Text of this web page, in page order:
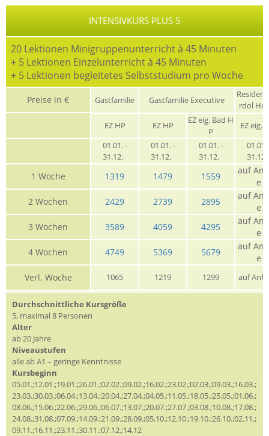
INTENSIVKURS PLUS 5
20 Lektionen Minigruppenunterricht à 45 Minuten
+ 5 Lektionen Einzelunterricht à 45 Minuten
+ 5 Lektionen begleitetes Selbststudium pro Woche
Preise in € Gastfamilie Gastfamilie Executive
rdol
EZ HP
EZ HP
EZ eig. Bad H
P
EZ eig.
01.01. -
31.12.
01.01. -
31.12.
01.01. -
31.12.
01.01.
1 Woche 1319 1479 1559
auf
e
2 Wochen
2429 2739 2895
auf
e
3 Wochen
3589 4059 4295
auf
e
4 Wochen
4749 5369 5679
auf
e
Verl. Woche
1065 1219 1299 auf
Durchschnittliche Kursgröße
5, maximal 8 Personen
Alter
ab 20 Jahre
Niveaustufen
alle ab A1 – geringe Kenntnisse
Kursbeginn
05.01.;12.01.;19.01.;26.01.;02.02.;09.02.;16.02.;23.02.;02.03.;09.03.;16.03.;
23.03.;30.03.;06.04.;13.04.;20.04.;27.04.;04.05.;11.05.;18.05.;25.05.;01.06.;
08.06.;15.06.;22.06.;29.06.;06.07.;13.07.;20.07.;27.07.;03.08.;10.08.;17.08.;
24.08.;31.08.;07.09.;14.09.;21.09.;28.09.;05.10.;12.10.;19.10.;26.10.;02.11.;
09.11.;16.11.;23.11.;30.11.;07.12.;14.12